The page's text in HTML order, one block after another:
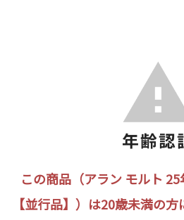
この商品（アラン モルト
【並行品】）は20歳未満の方